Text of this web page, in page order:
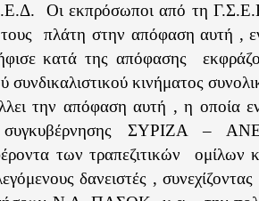
Οι εκπρόσωποι από τη
πλάτη στην απόφαση αυτή ,
κατά της απόφασης
κινήματος
την απόφαση αυτή , η οποία
συγκυβέρνησης ΣΥΡΙΖΑ –
των τραπεζιτικών
ομίλων
δανειστές ,